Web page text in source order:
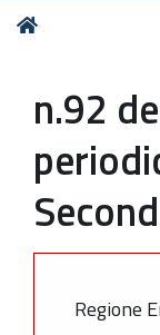
Tu
n.92
Regione